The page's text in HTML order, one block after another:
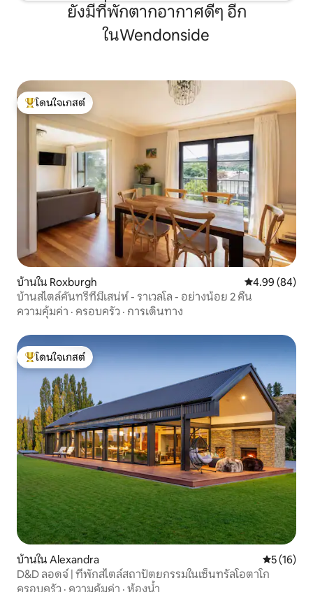
ยังมีที่พักตากอากาศดีๆ อีก
ในWendonside
โดนใจเกสต์ที่สุด
โดนใจเกสต์
บ้านใน Roxburgh คะแนนเฉลี่ย
4.99 (84)
บ้านสไตล์คันทรีที่มีเสน่ห์ - ราเวลโล - อย่างน้อย 2 คืน
ความคุ้มค่า · ครอบครัว · การเดินทาง
โดนใจเกสต์ที่สุด
โดนใจเกสต์
บ้านใน Alexandra คะแนนเฉลี่
5 (16)
D&D ลอดจ์ | ที่พักสไตล์สถาปัตยกรรมในเซ็นทรัลโอตาโก
ครอบครัว · ความคุ้มค่า · ห้องน้ำ